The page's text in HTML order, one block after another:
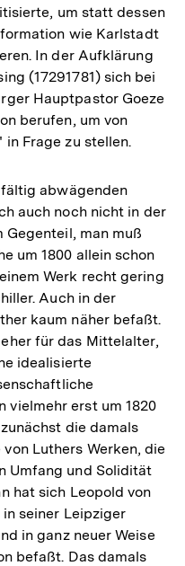
um statt dessen
wie Karlstadt
In der Aufklärung
(17291781) sich bei
Hauptpastor Goeze
berufen, um von
Frage zu stellen.
abwägenden
auch noch nicht in der
Gegenteil, man muß
um 1800 allein schon
Werk recht gering
Auch in der
kaum näher befaßt.
für das Mittelalter,
idealisierte
vielmehr erst um 1820
die damals
Luthers Werken, die
Umfang und Solidität
hat sich Leopold von
seiner Leipziger
in ganz neuer Weise
befaßt. Das damals